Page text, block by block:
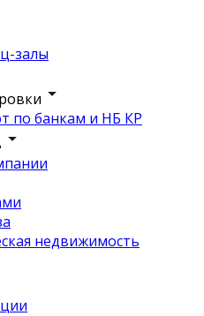
залы
по банкам и НБ КР
недвижимость